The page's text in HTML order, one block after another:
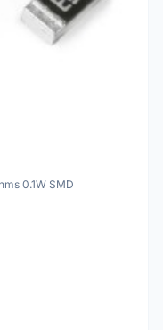
0.1W SMD